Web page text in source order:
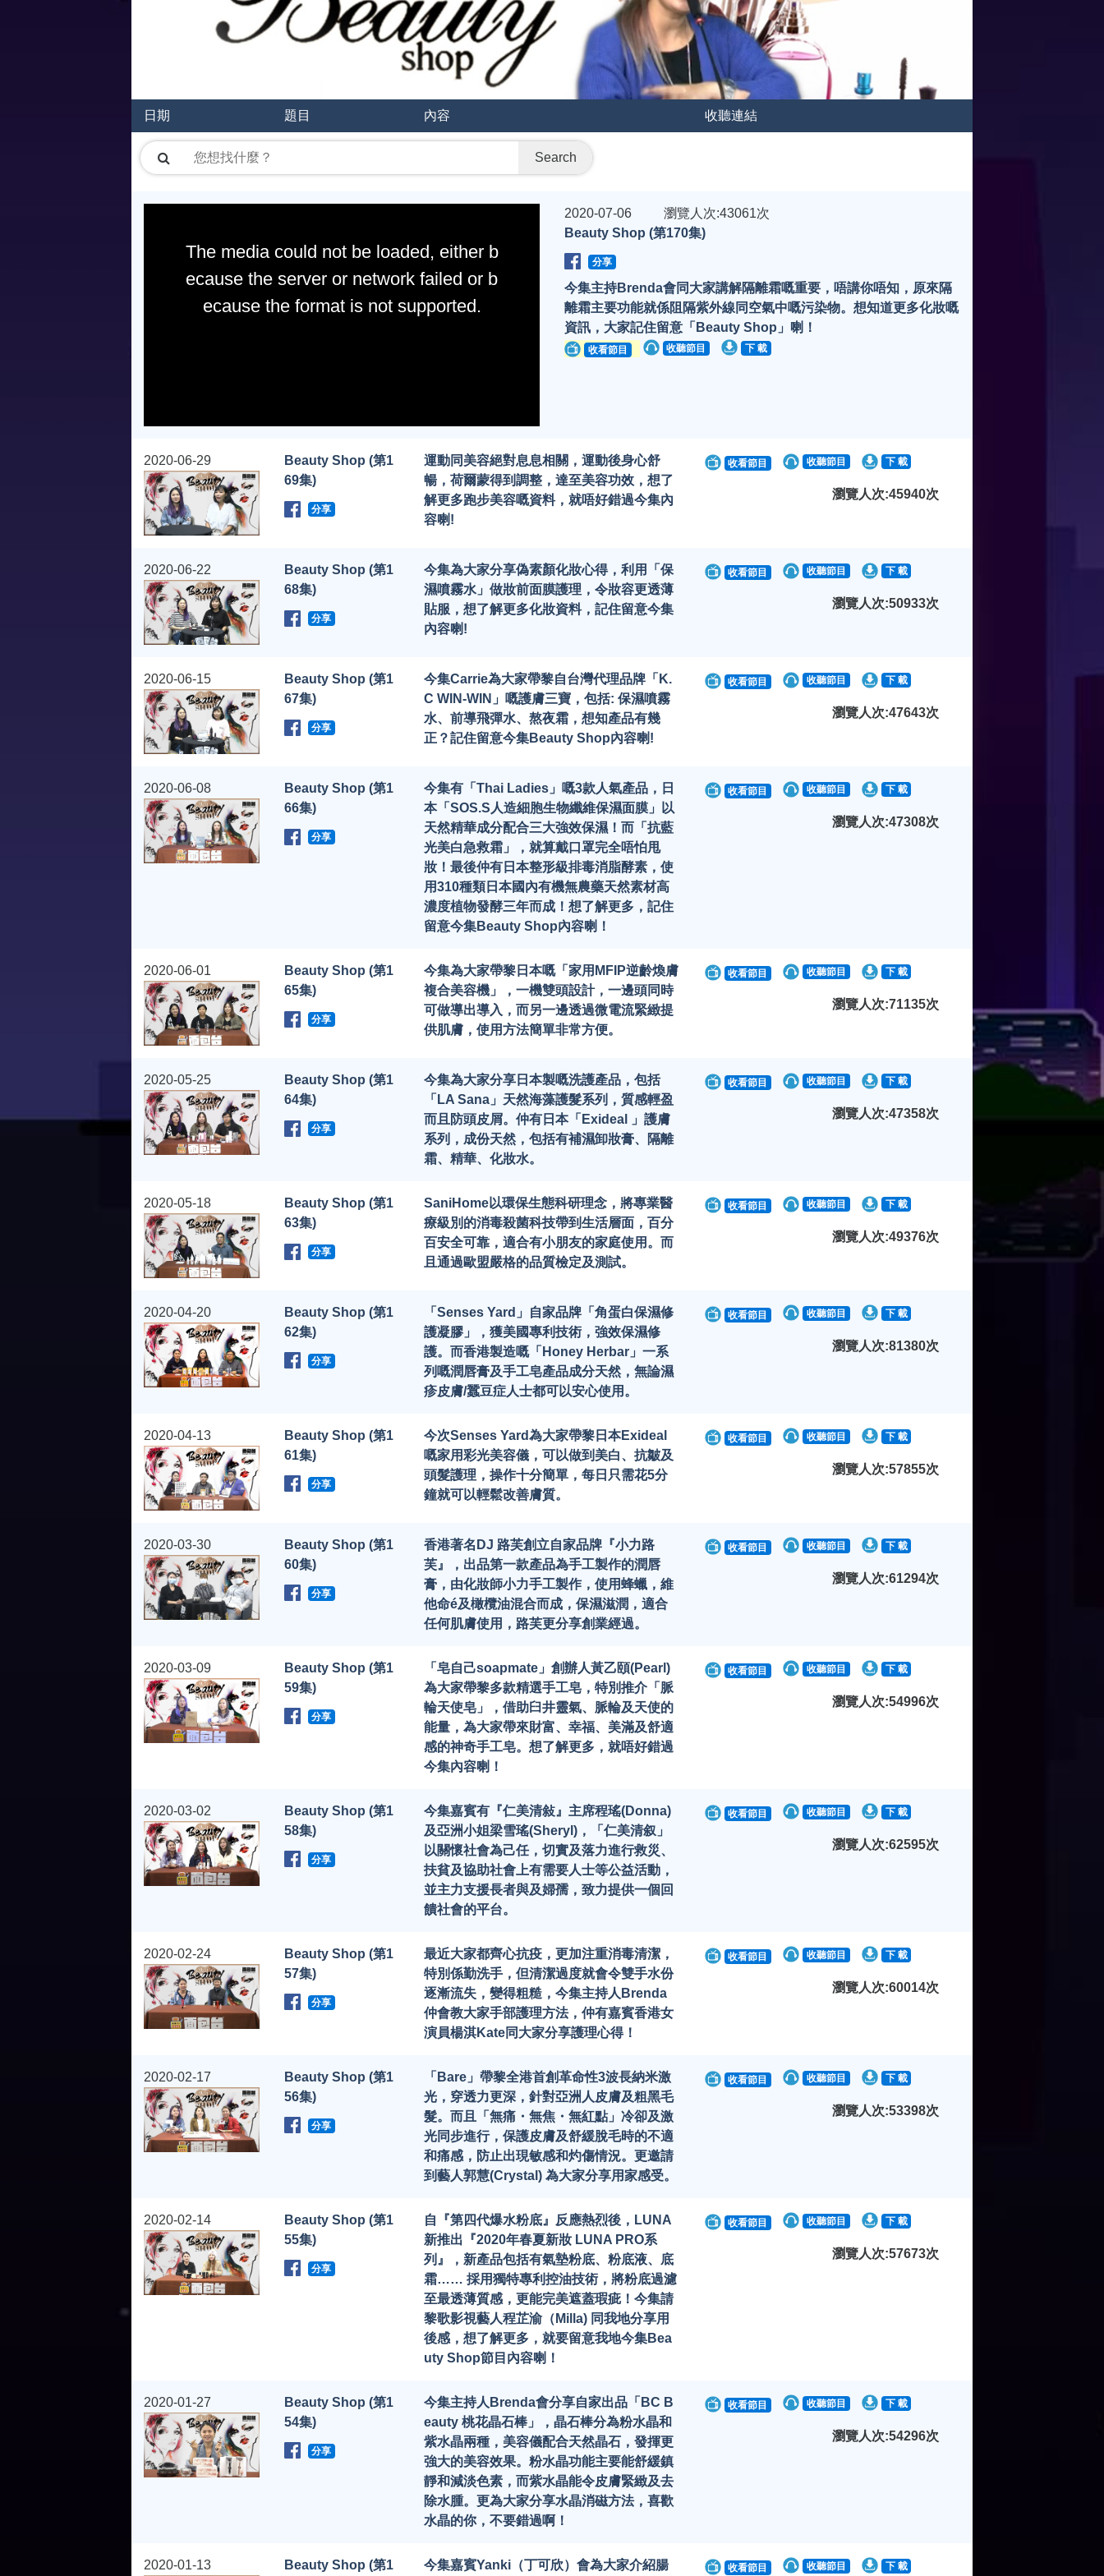
日期 題目 內容 收聽連結
Search
The media could not be loaded, either b
ecause the server or network failed or b
ecause the format is not supported.
2020-07-06
瀏覽人次:43061次
Beauty Shop (第170集)
分享
今集主持Brenda會同大家講解隔離霜嘅重要，唔講你唔知，原來隔
離霜主要功能就係阻隔紫外線同空氣中嘅污染物。想知道更多化妝嘅
資訊，大家記住留意「Beauty Shop」喇！
收看節目 收聽節目 下 載
2020-06-29
Beauty Shop (第1
69集)
分享
運動同美容絕對息息相關，運動後身心舒
暢，荷爾蒙得到調整，達至美容功效，想了
解更多跑步美容嘅資料，就唔好錯過今集內
容喇!
收看節目 收聽節目 下 載
瀏覽人次:45940次
2020-06-22
Beauty Shop (第1
68集)
分享
今集為大家分享偽素顏化妝心得，利用「保
濕噴霧水」做妝前面膜護理，令妝容更透薄
貼服，想了解更多化妝資料，記住留意今集
內容喇!
收看節目 收聽節目 下 載
瀏覽人次:50933次
2020-06-15
Beauty Shop (第1
67集)
分享
今集Carrie為大家帶黎自台灣代理品牌「K.
C WIN-WIN」嘅護膚三寶，包括: 保濕噴霧
水、前導飛彈水、熬夜霜，想知產品有幾
正？記住留意今集Beauty Shop內容喇!
收看節目 收聽節目 下 載
瀏覽人次:47643次
2020-06-08
Beauty Shop (第1
66集)
分享
今集有「Thai Ladies」嘅3款人氣產品，日
本「SOS.S人造細胞生物纖維保濕面膜」以
天然精華成分配合三大強效保濕！而「抗藍
光美白急救霜」，就算戴口罩完全唔怕甩
妝！最後仲有日本整形級排毒消脂酵素，使
用310種類日本國內有機無農藥天然素材高
濃度植物發酵三年而成！想了解更多，記住
留意今集Beauty Shop內容喇！
收看節目 收聽節目 下 載
瀏覽人次:47308次
2020-06-01
Beauty Shop (第1
65集)
分享
今集為大家帶黎日本嘅「家用MFIP逆齡煥膚
複合美容機」，一機雙頭設計，一邊頭同時
可做導出導入，而另一邊透過微電流緊緻提
供肌膚，使用方法簡單非常方便。
收看節目 收聽節目 下 載
瀏覽人次:71135次
2020-05-25
Beauty Shop (第1
64集)
分享
今集為大家分享日本製嘅洗護產品，包括
「LA Sana」天然海藻護髮系列，質感輕盈
而且防頭皮屑。仲有日本「Exideal 」護膚
系列，成份天然，包括有補濕卸妝膏、隔離
霜、精華、化妝水。
收看節目 收聽節目 下 載
瀏覽人次:47358次
2020-05-18
Beauty Shop (第1
63集)
分享
SaniHome以環保生態科研理念，將專業醫
療級別的消毒殺菌科技帶到生活層面，百分
百安全可靠，適合有小朋友的家庭使用。而
且通過歐盟嚴格的品質檢定及測試。
收看節目 收聽節目 下 載
瀏覽人次:49376次
2020-04-20
Beauty Shop (第1
62集)
分享
「Senses Yard」自家品牌「角蛋白保濕修
護凝膠」，獲美國專利技術，強效保濕修
護。而香港製造嘅「Honey Herbar」一系
列嘅潤唇膏及手工皂產品成分天然，無論濕
疹皮膚/蠶豆症人士都可以安心使用。
收看節目 收聽節目 下 載
瀏覽人次:81380次
2020-04-13
Beauty Shop (第1
61集)
分享
今次Senses Yard為大家帶黎日本Exideal
嘅家用彩光美容儀，可以做到美白、抗皺及
頭髮護理，操作十分簡單，每日只需花5分
鐘就可以輕鬆改善膚質。
收看節目 收聽節目 下 載
瀏覽人次:57855次
2020-03-30
Beauty Shop (第1
60集)
分享
香港著名DJ 路芙創立自家品牌『小力路
芙』，出品第一款產品為手工製作的潤唇
膏，由化妝師小力手工製作，使用蜂蠟，維
他命é及橄欖油混合而成，保濕滋潤，適合
任何肌膚使用，路芙更分享創業經過。
收看節目 收聽節目 下 載
瀏覽人次:61294次
2020-03-09
Beauty Shop (第1
59集)
分享
「皂自己soapmate」創辦人黃乙頤(Pearl)
為大家帶黎多款精選手工皂，特別推介「脈
輪天使皂」，借助臼井靈氣、脈輪及天使的
能量，為大家帶來財富、幸福、美滿及舒適
感的神奇手工皂。想了解更多，就唔好錯過
今集內容喇！
收看節目 收聽節目 下 載
瀏覽人次:54996次
2020-03-02
Beauty Shop (第1
58集)
分享
今集嘉賓有『仁美清敍』主席程瑤(Donna)
及亞洲小姐梁雪瑤(Sheryl)，「仁美清叙」
以關懷社會為己任，切實及落力進行救災、
扶貧及協助社會上有需要人士等公益活動，
並主力支援長者與及婦孺，致力提供一個回
饋社會的平台。
收看節目 收聽節目 下 載
瀏覽人次:62595次
2020-02-24
Beauty Shop (第1
57集)
分享
最近大家都齊心抗疫，更加注重消毒清潔，
特別係勤洗手，但清潔過度就會令雙手水份
逐漸流失，變得粗糙，今集主持人Brenda
仲會教大家手部護理方法，仲有嘉賓香港女
演員楊淇Kate同大家分享護理心得！
收看節目 收聽節目 下 載
瀏覽人次:60014次
2020-02-17
Beauty Shop (第1
56集)
分享
「Bare」帶黎全港首創革命性3波長納米激
光，穿透力更深，針對亞洲人皮膚及粗黑毛
髮。而且「無痛・無焦・無紅點」冷卻及激
光同步進行，保護皮膚及舒緩脫毛時的不適
和痛感，防止出現敏感和灼傷情況。更邀請
到藝人郭慧(Crystal) 為大家分享用家感受。
收看節目 收聽節目 下 載
瀏覽人次:53398次
2020-02-14
Beauty Shop (第1
55集)
分享
自『第四代爆水粉底』反應熱烈後，LUNA
新推出『2020年春夏新妝 LUNA PRO系
列』，新產品包括有氣墊粉底、粉底液、底
霜…… 採用獨特專利控油技術，將粉底過濾
至最透薄質感，更能完美遮蓋瑕疵！今集請
黎歌影視藝人程芷渝（Milla) 同我地分享用
後感，想了解更多，就要留意我地今集Bea
uty Shop節目內容喇！
收看節目 收聽節目 下 載
瀏覽人次:57673次
2020-01-27
Beauty Shop (第1
54集)
分享
今集主持人Brenda會分享自家出品「BC B
eauty 桃花晶石棒」，晶石棒分為粉水晶和
紫水晶兩種，美容儀配合天然晶石，發揮更
強大的美容效果。粉水晶功能主要能舒緩鎮
靜和減淡色素，而紫水晶能令皮膚緊緻及去
除水腫。更為大家分享水晶消磁方法，喜歡
水晶的你，不要錯過啊！
收看節目 收聽節目 下 載
瀏覽人次:54296次
2020-01-13 Beauty Shop (第1 今集嘉賓Yanki（丁可欣）會為大家介紹腸 收看節目 收聽節目 下 載